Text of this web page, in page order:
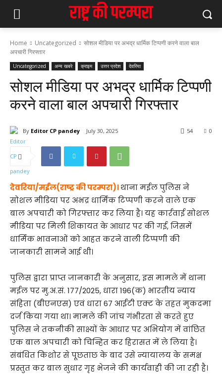
Home Uncategorized
सोशल मीडिया पर अभद्र धार्मिक टिप्पणी करने वाला बाल
अपचारी गिरफ्तार
Uncategorized अन्य खबरे क्राइम उत्तर प्रदेश देवरिया
सोशल मीडिया पर अभद्र धार्मिक टिप्पणी
करने वाला बाल अपचारी गिरफ्तार
By Editor CP pandey July 30, 2025 0
54
देवरिया/मईल(राष्ट्र की परम्परा)।थाना मईल पुलिस ने
सोशल मीडिया पर अभद्र धार्मिक टिप्पणी करने वाले एक
बाल अपचारी को गिरफ्तार कर लिया है। यह कार्रवाई सोशल
मीडिया पर मिली शिकायत के आधार पर की गई, जिसमें
धार्मिक भावनाओं को आहत करने वाली टिप्पणी की
जानकारी सामने आई थी।
पुलिस द्वारा प्राप्त जानकारी के अनुसार, इस मामले में थाना
मईल पर मु.अ.सं. 177/2025, धारा 196(क) भारतीय न्याय
संहिता (बीएनएस) एवं धारा 67 आईटी एक्ट के तहत मुकदमा
दर्ज किया गया था। मामले की जांच गंभीरता से करते हुए
पुलिस ने तकनीकी साक्ष्यों के आधार पर अभियोग में वांछित
एक बाल अपचारी को चिन्हित कर हिरासत में ले लिया है।
संबंधित किशोर से पूछताछ के बाद उसे न्यायालय के समक्ष
प्रस्तुत कर बाल सुधार गृह भेजने की कार्यवाही की जा रही है।